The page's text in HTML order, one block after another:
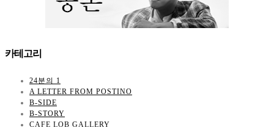
카테고리
24분의 1
A LETTER FROM POSTINO
B-SIDE
B-STORY
CAFE LOB GALLERY